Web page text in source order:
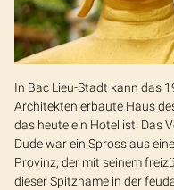
In Bac Lieu-Stadt kann das
Architekten erbaute Haus
das heute ein Hotel ist. Das
Dude war ein Spross aus
Provinz, der mit seinem
dieser Spitzname in der